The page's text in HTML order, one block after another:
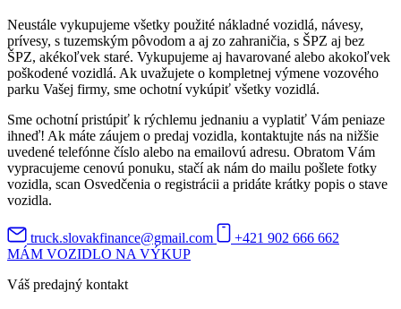
Neustále vykupujeme všetky použité nákladné vozidlá, návesy,
prívesy, s tuzemským pôvodom a aj zo zahraničia, s ŠPZ aj bez
ŠPZ, akékoľvek staré. Vykupujeme aj havarované alebo akokoľvek
poškodené vozidlá. Ak uvažujete o kompletnej výmene vozového
parku Vašej firmy, sme ochotní vykúpiť všetky vozidlá.
Sme ochotní pristúpiť k rýchlemu jednaniu a vyplatiť Vám peniaze
ihneď! Ak máte záujem o predaj vozidla, kontaktujte nás na nižšie
uvedené telefónne číslo alebo na emailovú adresu. Obratom Vám
vypracujeme cenovú ponuku, stačí ak nám do mailu pošlete fotky
vozidla, scan Osvedčenia o registrácii a pridáte krátky popis o stave
vozidla.
truck.slovakfinance@gmail.com
+421 902 666 662
MÁM VOZIDLO NA VÝKUP
Váš predajný kontakt